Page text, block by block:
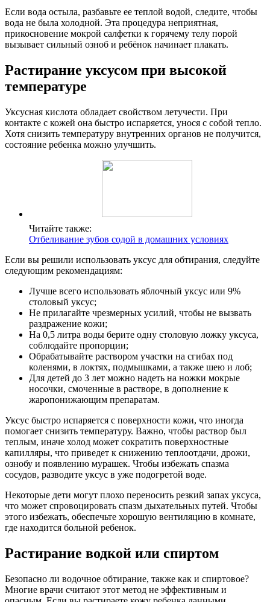
Если вода остыла, разбавьте ее теплой водой, следите, чтобы
вода не была холодной. Эта процедура неприятная,
прикосновение мокрой салфетки к горячему телу порой
вызывает сильный озноб и ребёнок начинает плакать.
Растирание уксусом при высокой
температуре
Уксусная кислота обладает свойством летучести. При
контакте с кожей она быстро испаряется, унося с собой тепло.
Хотя снизить температуру внутренних органов не получится,
состояние ребенка можно улучшить.
Читайте также:
Отбеливание зубов содой в домашних условиях
Если вы решили использовать уксус для обтирания, следуйте
следующим рекомендациям:
Лучше всего использовать яблочный уксус или 9%
столовый уксус;
Не прилагайте чрезмерных усилий, чтобы не вызвать
раздражение кожи;
На 0,5 литра воды берите одну столовую ложку уксуса,
соблюдайте пропорции;
Обрабатывайте раствором участки на сгибах под
коленями, в локтях, подмышками, а также шею и лоб;
Для детей до 3 лет можно надеть на ножки мокрые
носочки, смоченные в растворе, в дополнение к
жаропонижающим препаратам.
Уксус быстро испаряется с поверхности кожи, что иногда
помогает снизить температуру. Важно, чтобы раствор был
теплым, иначе холод может сократить поверхностные
капилляры, что приведет к снижению теплоотдачи, дрожи,
ознобу и появлению мурашек. Чтобы избежать спазма
сосудов, разводите уксус в уже подогретой воде.
Некоторые дети могут плохо переносить резкий запах уксуса,
что может спровоцировать спазм дыхательных путей. Чтобы
этого избежать, обеспечьте хорошую вентиляцию в комнате,
где находится больной ребенок.
Растирание водкой или спиртом
Безопасно ли водочное обтирание, также как и спиртовое?
Многие врачи считают этот метод не эффективным и